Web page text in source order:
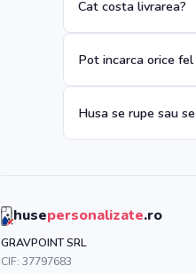
Cat costa livrarea?
Pot incarca orice fel
Husa se rupe sau
husepersonalizate.ro
GRAVPOINT SRL
CIF: 37797683